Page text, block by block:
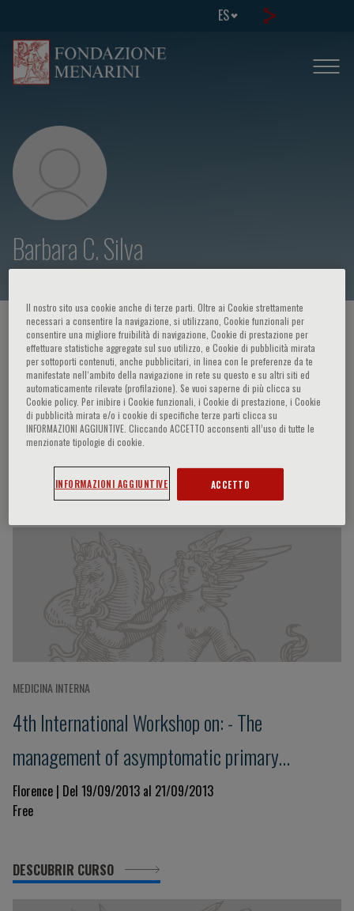
ES
Barbara C. Silva
HOME PAGE / CURSOS Y EVENTOS / ORADOR
Barbara C. Silva
Participaciones del ponente
MEDICINA INTERNA
4th International Workshop on: - The
management of asymptomatic primary
hyperparathyroidism
Florence | Del 19/09/2013 al 21/09/2013
Free
DESCUBRIR CURSO
Il nostro sito usa cookie anche di terze parti. Oltre ai Cookie strettamente
necessari a consentire la navigazione, si utilizzano, Cookie funzionali per
consentire una migliore fruibilità di navigazione, Cookie di prestazione per
effettuare statistiche aggregate sul suo utilizzo, e Cookie di pubblicità mirata
per sottoporti contenuti, anche pubblicitari, in linea con le preferenze da te
manifestate nell‘ambito della navigazione in rete su questo e su altri siti ed
automaticamente rilevate (profilazione). Se vuoi saperne di più clicca su
Cookie policy. Per inibire i Cookie funzionali, i Cookie di prestazione, i Cookie
di pubblicità mirata e/o i cookie di specifiche terze parti clicca su
INFORMAZIONI AGGIUNTIVE. Cliccando ACCETTO acconsenti all’uso di tutte le
menzionate tipologie di cookie.
INFORMAZIONI AGGIUNTIVE ACCETTO